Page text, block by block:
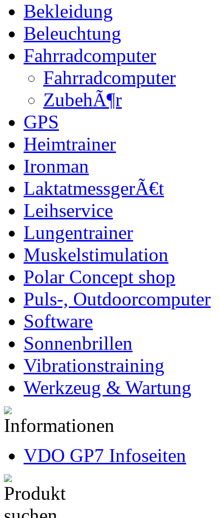
Bekleidung
Beleuchtung
Fahrradcomputer
Fahrradcomputer
ZubehÃ¶r
GPS
Heimtrainer
Ironman
LaktatmessgerÃ€t
Leihservice
Lungentrainer
Muskelstimulation
Polar Concept shop
Puls-, Outdoorcomputer
Software
Sonnenbrillen
Vibrationstraining
Werkzeug & Wartung
VDO GP7 Infoseiten